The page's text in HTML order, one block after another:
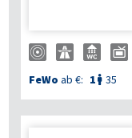
FeWo ab €: 1  35